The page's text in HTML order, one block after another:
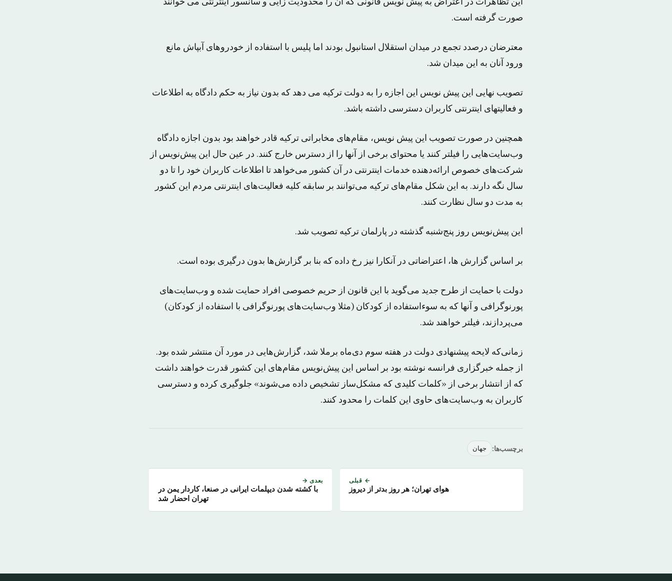
این تظاهرات در اعتراض به پیش نویس قانونی که آن را محدودیت زایی و سانسور اینترنتی می خوانند
صورت گرفته است.
معترضان درصدد تجمع در میدان استقلال استانبول بودند اما پلیس با استفاده از خودروهای آبپاش مانع
ورود آنان به این میدان شد.
تصویب نهایی این پیش نویس این اجازه را به دولت ترکیه می دهد که بدون نیاز به حکم دادگاه به اطلاعات
و فعالیتهای اینترنتی کاربران دسترسی داشته باشد.
همچنین در صورت تصویب این پیش نویس، مقام‌های مخابراتی ترکیه قادر خواهند بود بدون اجازه دادگاه
وب‌سایت‌هایی را فیلتر کنند یا محتوای برخی از آنها را از دسترس خارج کنند. در عین حال این پیش‌نویس از
شرکت‌های خصوص ارائه‌دهنده خدمات اینترنتی در آن کشور می‌خواهد تا اطلاعات کاربران خود را تا دو
سال نگه دارند. به این شکل مقام‌های ترکیه می‌توانند بر سابقه کلیه فعالیت‌های اینترنتی مردم این کشور
به مدت دو سال نظارت کنند.
این پیش‌نویس روز پنج‌شنبه گذشته در پارلمان ترکیه تصویب شد.
بر اساس گزارش ها، اعتراضاتی در آنکارا نیز رخ داده که بنا بر گزارش‌ها بدون درگیری بوده است.
دولت با حمایت از طرح جدید می‌گوید با این قانون از حریم خصوصی افراد حمایت شده و وب‌سایت‌های
پورنوگرافی و آنها که به سو‌ءاستفاده از کودکان (مثلا وب‌سایت‌های پورنوگرافی با استفاده از کودکان)
می‌پردازند، فیلتر خواهند شد.
زمانی‌که لایحه پیشنهادی دولت در هفته سوم دی‌ماه برملا شد، گزارش‌هایی در مورد آن منتشر شده بود.
از جمله خبرگزاری فرانسه نوشته بود بر اساس این پیش‌نویس مقام‌های این کشور قدرت خواهند داشت
که از انتشار برخی از «کلمات کلیدی که مشکل‌ساز تشخیص داده می‌شوند» جلوگیری کرده و دسترسی
کاربران به وب‌سایت‌های حاوی این کلمات را محدود کنند.
برچسب‌ها: جهان
← قبلی
هوای تهران؛ هر روز بدتر از دیروز
بعدی →
با کشته شدن دیپلمات ایرانی در صنعا، کاردار یمن در
تهران احضار شد